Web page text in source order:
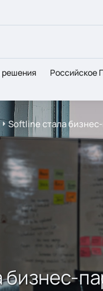
решения Российское
Softline стала
бизнес-